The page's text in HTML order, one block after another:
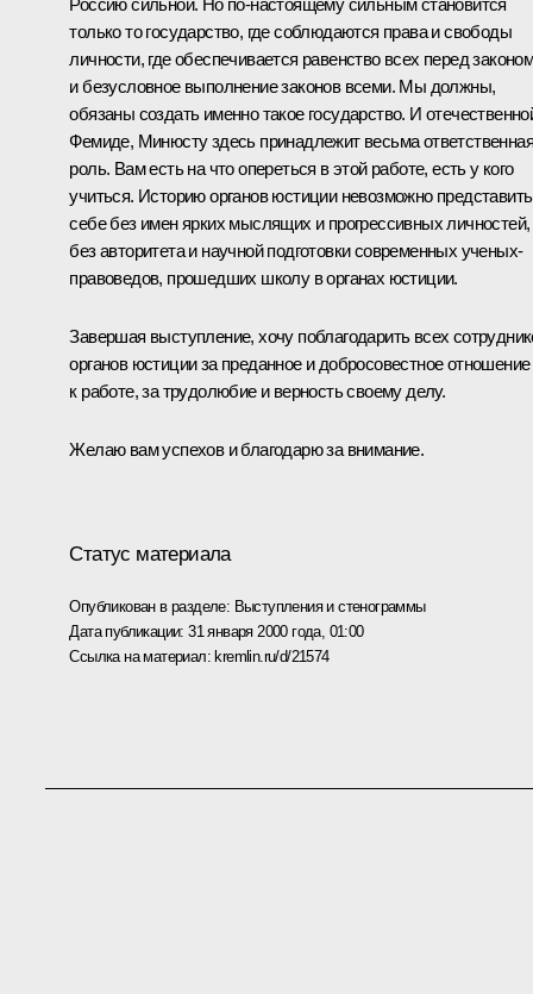
Россию сильной. Но по‑настоящему сильным становится
только то государство, где соблюдаются права и свободы
личности, где обеспечивается равенство всех перед
и безусловное выполнение законов всеми. Мы должны,
обязаны создать именно такое государство. И
Фемиде, Минюсту здесь принадлежит весьма ответственная
роль. Вам есть на что опереться в этой работе, есть у кого
учиться. Историю органов юстиции невозможно представить
себе без имен ярких мыслящих и прогрессивных личностей,
без авторитета и научной подготовки современных ученых-
правоведов, прошедших школу в органах юстиции.
Завершая выступление, хочу поблагодарить всех
органов юстиции за преданное и добросовестное отношение
к работе, за трудолюбие и верность своему делу.
Желаю вам успехов и благодарю за внимание.
Статус материала
Опубликован в разделе: Выступления и стенограммы
Дата публикации:31 января 2000 года, 01:00
Ссылка на материал:kremlin.ru/d/21574